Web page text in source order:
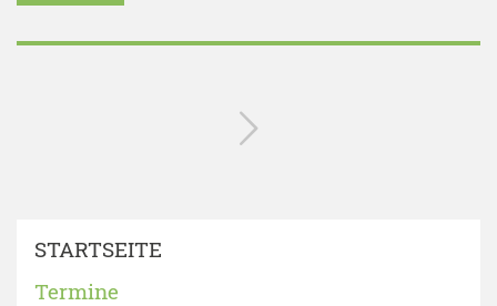
STARTSEITE
Termine